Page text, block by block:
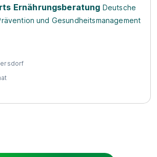
Ernährungsberatung Deutsche
und Gesundheitsmanagement